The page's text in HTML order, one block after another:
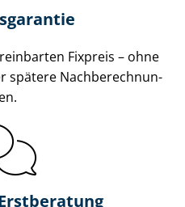
Fixpreis – ohne
spätere Nach­be­rech­nun­